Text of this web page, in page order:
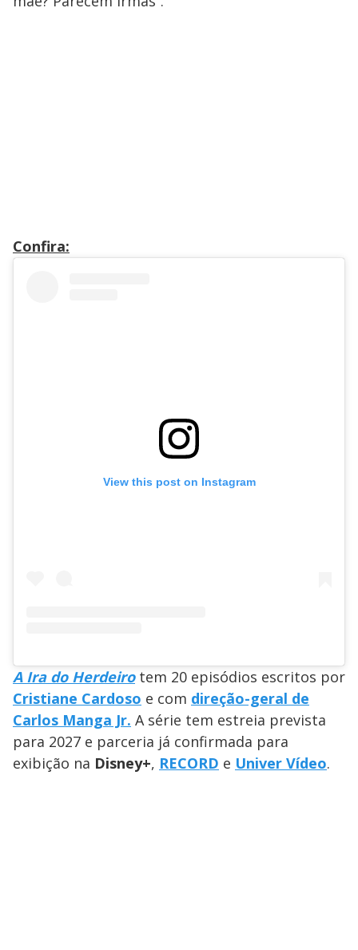
Confira:
View this post on Instagram
A Ira do Herdeirotem 20 episódios escritos por
Cristiane Cardoso e com direção-geral de
Carlos Manga Jr. A série tem estreia prevista
para 2027 e parceria já confirmada para
exibição na Disney+, RECORD e Univer Vídeo.